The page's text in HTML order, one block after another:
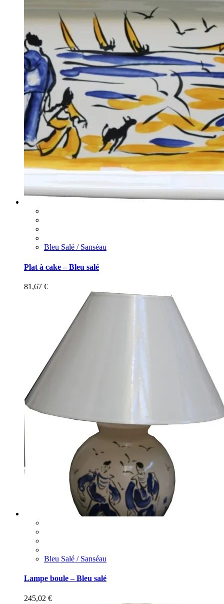
Bleu Salé / Sanséau
Plat à cake – Bleu salé
81,67 €
Bleu Salé / Sanséau
Lampe boule – Bleu salé
245,02 €